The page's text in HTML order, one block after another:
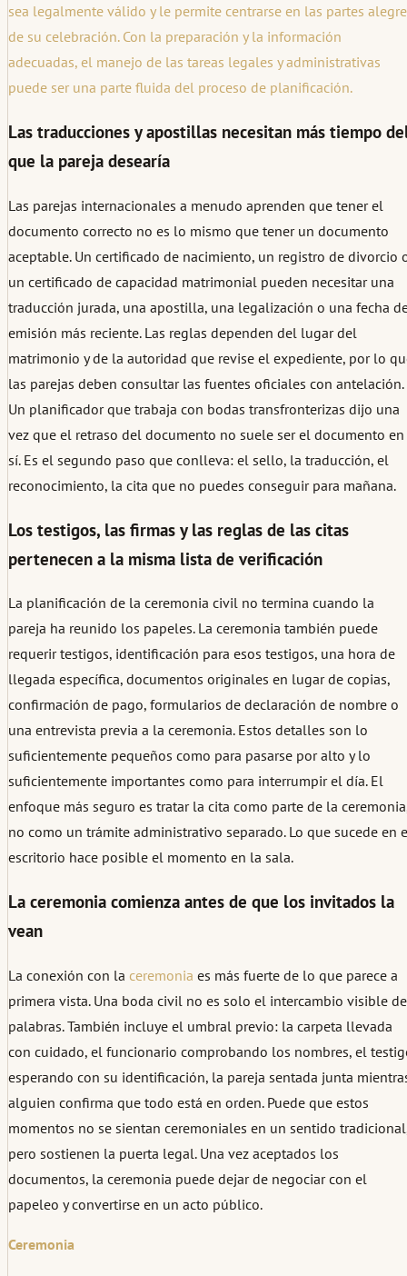
sea legalmente válido y le permite centrarse en las partes
de su celebración. Con la preparación y la información
adecuadas, el manejo de las tareas legales y administrativas
puede ser una parte fluida del proceso de planificación.
Las traducciones y apostillas necesitan más tiempo
que la pareja desearía
Las parejas internacionales a menudo aprenden que tener el
documento correcto no es lo mismo que tener un documento
aceptable. Un certificado de nacimiento, un registro de divorcio
un certificado de capacidad matrimonial pueden necesitar una
traducción jurada, una apostilla, una legalización o una fecha
emisión más reciente. Las reglas dependen del lugar del
matrimonio y de la autoridad que revise el expediente, por lo
las parejas deben consultar las fuentes oficiales con antelación.
Un planificador que trabaja con bodas transfronterizas dijo una
vez que el retraso del documento no suele ser el documento en
sí. Es el segundo paso que conlleva: el sello, la traducción, el
reconocimiento, la cita que no puedes conseguir para mañana.
Los testigos, las firmas y las reglas de las citas
pertenecen a la misma lista de verificación
La planificación de la ceremonia civil no termina cuando la
pareja ha reunido los papeles. La ceremonia también puede
requerir testigos, identificación para esos testigos, una hora de
llegada específica, documentos originales en lugar de copias,
confirmación de pago, formularios de declaración de nombre o
una entrevista previa a la ceremonia. Estos detalles son lo
suficientemente pequeños como para pasarse por alto y lo
suficientemente importantes como para interrumpir el día. El
enfoque más seguro es tratar la cita como parte de la
no como un trámite administrativo separado. Lo que sucede en
escritorio hace posible el momento en la sala.
La ceremonia comienza antes de que los invitados la
vean
La conexión con la ceremonia es más fuerte de lo que parece a
primera vista. Una boda civil no es solo el intercambio visible de
palabras. También incluye el umbral previo: la carpeta llevada
con cuidado, el funcionario comprobando los nombres, el
esperando con su identificación, la pareja sentada junta
alguien confirma que todo está en orden. Puede que estos
momentos no se sientan ceremoniales en un sentido
pero sostienen la puerta legal. Una vez aceptados los
documentos, la ceremonia puede dejar de negociar con el
papeleo y convertirse en un acto público.
Ceremonia